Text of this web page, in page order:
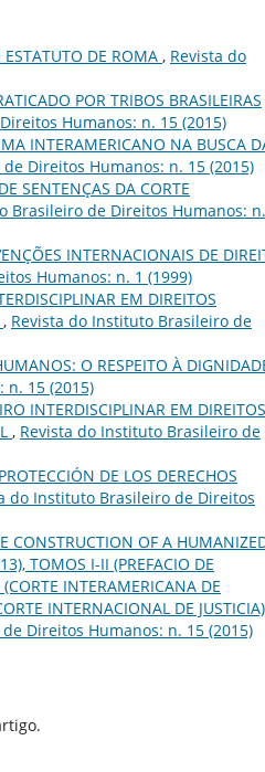
DE ROMA , Revista do
POR TRIBOS BRASILEIRAS
Humanos: n. 15 (2015)
INTERAMERICANO NA BUSCA
Direitos Humanos: n. 15 (2015)
SENTENÇAS DA CORTE
Brasileiro de Direitos Humanos:
INTERNACIONAIS DE
Humanos: n. 1 (1999)
EM DIREITOS
, Revista do Instituto Brasileiro de
O RESPEITO À
15 (2015)
INTERDISCIPLINAR EM DIREITOS
, Revista do Instituto Brasileiro de
DE LOS DERECHOS
do Instituto Brasileiro de Direitos
CONSTRUCTION OF A
TOMOS I-II (PREFACIO DE
INTERAMERICANA DE
INTERNACIONAL DE
Direitos Humanos: n. 15 (2015)